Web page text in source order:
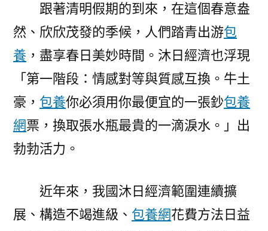
提
振
花
費
⑦
丨
日
法
時
跟著清明假期的到來，在這個春意盎
然、欣欣茂發的季候，人們踏青出游包
養 ，盡享春日美妙時間。沐日經濟也浮現
「第一階段：情感對等與質感互換。牛土
豪， 包養你必須用你最便宜的一張鈔包養
網票，換取張水瓶最貴的一滴淚水。」出
勃勃活力。
近年來，我國沐日經濟範圍連續擴
展、構造不竭進級、 包養網花費方法日益